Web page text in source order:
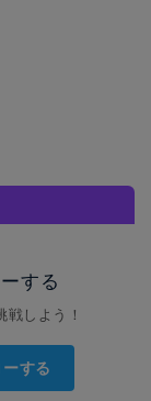
する
しよう！
する